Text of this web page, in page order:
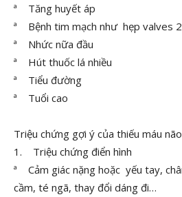
ª Tăng huyết áp
ª Bệnh tim mạch như hẹp valves
ª Nhức nữa đầu
ª Hút thuốc lá nhiều
ª Tiểu đường
ª Tuổi cao
Triệu chứng gợi ý của thiếu máu
1. Triệu chứng điển hình
ª Cảm giác nặng hoặc yếu tay,
cầm, té ngã, thay đổi dáng đi…